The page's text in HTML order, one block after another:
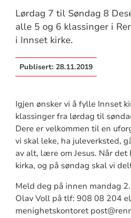
Lørdag 7 til Søndag 8
alle 5 og 6 klassinger i
i Innset kirke.
Publisert: 28.11.2019
Igjen ønsker vi å fylle Innset
klassinger fra lørdag til
Dere er velkommen til en
vi skal leke, ha juleverksted,
av alt, lære om Jesus. Når
kirka, og på søndag skal vi
Meld deg på innen mandag
Olav Voll på tlf: 908 08 204
menighetskontoret